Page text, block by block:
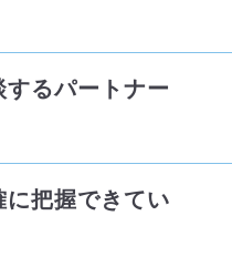
るパートナー
把握できてい